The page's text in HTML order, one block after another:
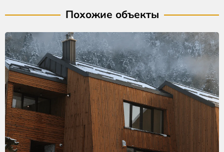
Похожие объекты